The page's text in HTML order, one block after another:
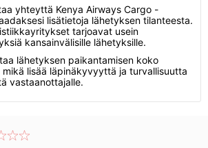
yhteyttä Kenya Airways Cargo -
lisätietoja lähetyksen tilanteesta.
tarjoavat usein
kansainvälisille lähetyksille.
lähetyksen paikantamisen koko
mikä lisää läpinäkyvyyttä ja turvallisuutta
vastaanottajalle.